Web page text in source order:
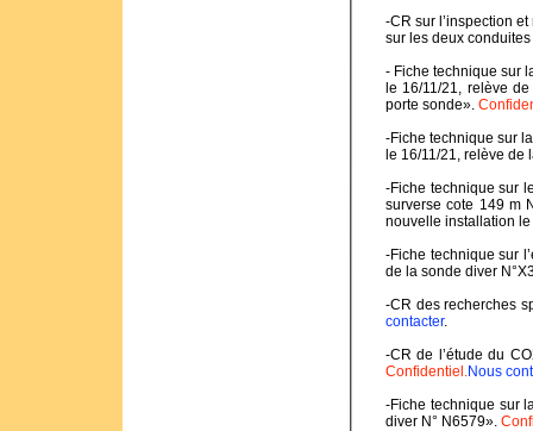
-CR sur l’inspection
sur les deux
- Fiche technique sur
le 16/11/21, relève
porte sonde».
-Fiche technique sur
le 16/11/21, relève
-Fiche technique sur
surverse cote 149 m
nouvelle installation
-Fiche technique sur
de la sonde diver
-CR des recherches
contacter.
-CR de l’étude du
Confidentiel.Nous
-Fiche technique sur
diver N° N6579».